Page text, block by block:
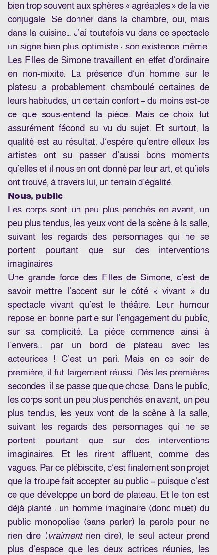
bien trop souvent aux sphères « agréables » de la vie
conjugale. Se donner dans la chambre, oui, mais
dans la cuisine… J’ai toutefois vu dans ce spectacle
un signe bien plus optimiste : son existence même.
Les Filles de Simone travaillent en effet d’ordinaire
en non-mixité. La présence d’un homme sur le
plateau a probablement chamboulé certaines de
leurs habitudes, un certain confort – du moins est-ce
ce que sous-entend la pièce. Mais ce choix fut
assurément fécond au vu du sujet. Et surtout, la
qualité est au résultat. J’espère qu’entre elleux les
artistes ont su passer d’aussi bons moments
qu’elles et il nous en ont donné par leur art, et qu’iels
ont trouvé, à travers lui, un terrain d’égalité.
Nous, public
Les corps sont un peu plus penchés en avant, un
peu plus tendus, les yeux vont de la scène à la salle,
suivant les regards des personnages qui ne se
portent pourtant que sur des interventions
imaginaires
Une grande force des Filles de Simone, c’est de
savoir mettre l’accent sur le côté « vivant » du
spectacle vivant qu’est le théâtre. Leur humour
repose en bonne partie sur l’engagement du public,
sur sa complicité. La pièce commence ainsi à
l’envers… par un bord de plateau avec les
acteurices ! C’est un pari. Mais en ce soir de
première, il fut largement réussi. Dès les premières
secondes, il se passe quelque chose. Dans le public,
les corps sont un peu plus penchés en avant, un peu
plus tendus, les yeux vont de la scène à la salle,
suivant les regards des personnages qui ne se
portent pourtant que sur des interventions
imaginaires. Et les rirent affluent, comme des
vagues. Par ce plébiscite, c’est finalement son projet
que la troupe fait accepter au public – puisque c’est
ce que développe un bord de plateau. Et le ton est
déjà planté : un homme imaginaire (donc muet) du
public monopolise (sans parler) la parole pour ne
rien dire (vraiment rien dire), le seul acteur prend
plus d’espace que les deux actrices réunies, les